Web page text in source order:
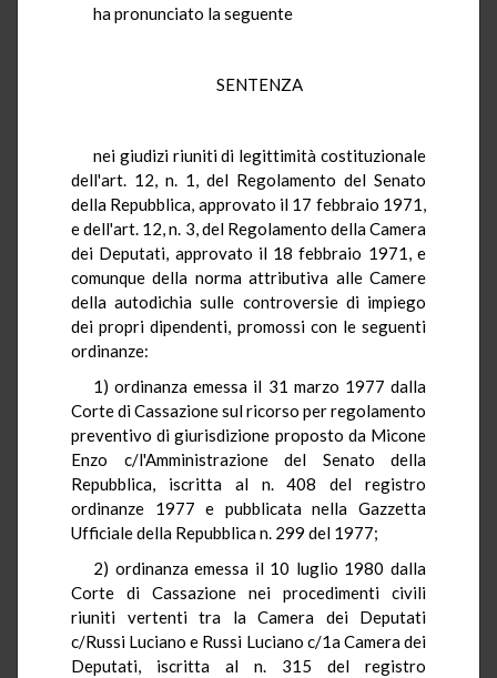
ha pronunciato la seguente
SENTENZA
nei giudizi riuniti di legittimità costituzionale
dell'art. 12, n. 1, del Regolamento del Senato
della Repubblica, approvato il 17 febbraio 1971,
e dell'art. 12, n. 3, del Regolamento della Camera
dei Deputati, approvato il 18 febbraio 1971, e
comunque della norma attributiva alle Camere
della autodichia sulle controversie di impiego
dei propri dipendenti, promossi con le seguenti
ordinanze:
1) ordinanza emessa il 31 marzo 1977 dalla
Corte di Cassazione sul ricorso per regolamento
preventivo di giurisdizione proposto da Micone
Enzo c/l'Amministrazione del Senato della
Repubblica, iscritta al n. 408 del registro
ordinanze 1977 e pubblicata nella Gazzetta
Ufficiale della Repubblica n. 299 del 1977;
2) ordinanza emessa il 10 luglio 1980 dalla
Corte di Cassazione nei procedimenti civili
riuniti vertenti tra la Camera dei Deputati
c/Russi Luciano e Russi Luciano c/1a Camera dei
Deputati, iscritta al n. 315 del registro